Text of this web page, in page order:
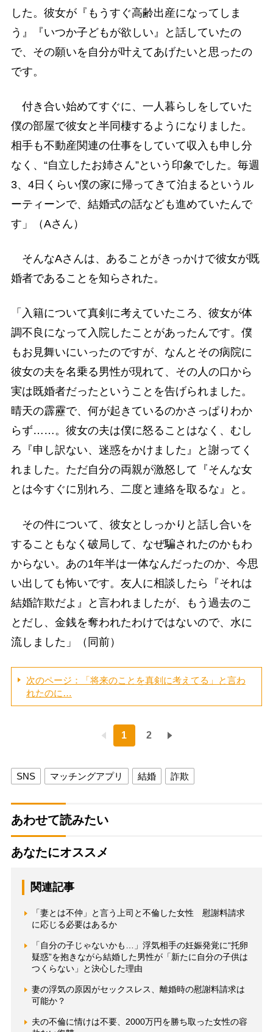
した。彼女が『もうすぐ高齢出産になってしま
う』『いつか子どもが欲しい』と話していたの
で、その願いを自分が叶えてあげたいと思ったの
です。
付き合い始めてすぐに、一人暮らしをしていた
僕の部屋で彼女と半同棲するようになりました。
相手も不動産関連の仕事をしていて収入も申し分
なく、“自立したお姉さん”という印象でした。毎週
3、4日くらい僕の家に帰ってきて泊まるというル
ーティーンで、結婚式の話なども進めていたんで
す」（Aさん）
そんなAさんは、あることがきっかけで彼女が既
婚者であることを知らされた。
「入籍について真剣に考えていたころ、彼女が体
調不良になって入院したことがあったんです。僕
もお見舞いにいったのですが、なんとその病院に
彼女の夫を名乗る男性が現れて、その人の口から
実は既婚者だったということを告げられました。
晴天の霹靂で、何が起きているのかさっぱりわか
らず……。彼女の夫は僕に怒ることはなく、むし
ろ『申し訳ない、迷惑をかけました』と謝ってく
れました。ただ自分の両親が激怒して『そんな女
とは今すぐに別れろ、二度と連絡を取るな』と。
その件について、彼女としっかりと話し合いを
することもなく破局して、なぜ騙されたのかもわ
からない。あの1年半は一体なんだったのか、今思
い出しても怖いです。友人に相談したら『それは
結婚詐欺だよ』と言われましたが、もう過去のこ
とだし、金銭を奪われたわけではないので、水に
流しました」（同前）
次のページ：「将来のことを真剣に考えてる」と言わ
れたのに…
1 2
SNS マッチングアプリ 結婚 詐欺
あわせて読みたい
あなたにオススメ
関連記事
「妻とは不仲」と言う上司と不倫した女性 慰謝料請求
に応じる必要はあるか
「自分の子じゃないかも…」浮気相手の妊娠発覚に“托卵
疑惑”を抱きながら結婚した男性が「新たに自分の子供は
つくらない」と決心した理由
妻の浮気の原因がセックスレス、離婚時の慰謝料請求は
可能か？
夫の不倫に情けは不要、2000万円を勝ち取った女性の容